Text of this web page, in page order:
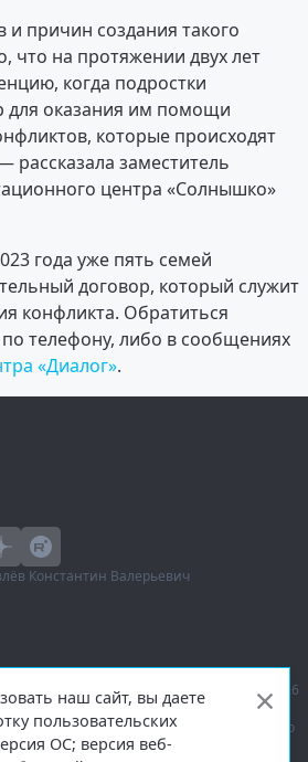
причин создания такого
что на протяжении двух лет
когда подростки
для оказания им помощи
которые происходят
заместитель
центра «Солнышко»
года уже пять семей
договор, который служит
конфликта. Обратиться
телефону, либо в сообщениях
«Диалог».
Константин Валерьевич
агентство Регион 29»,
© 2016–2026
ответственностью «Агентство
наш сайт, вы даете
пользовательских
ОС; версия веб-